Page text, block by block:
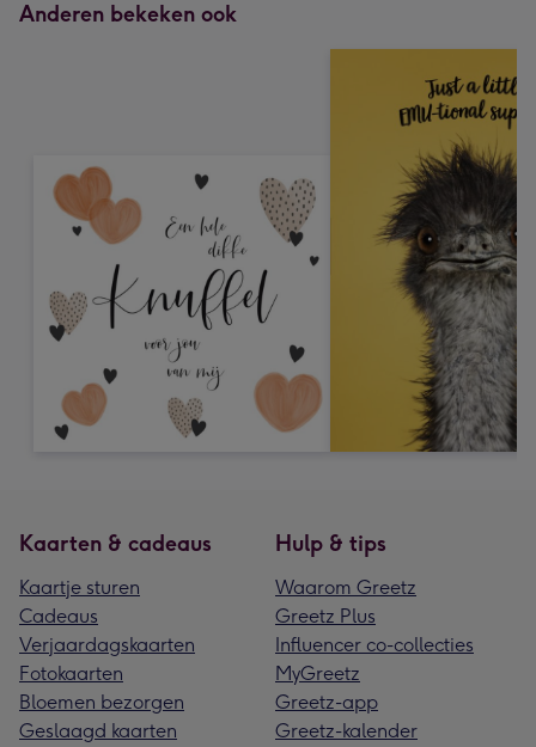
Anderen bekeken ook
Kaarten & cadeaus
Kaartje sturen
Cadeaus
Verjaardagskaarten
Fotokaarten
Bloemen bezorgen
Geslaagd kaarten
Hulp & tips
Waarom Greetz
Greetz Plus
Influencer co-collecties
MyGreetz
Greetz-app
Greetz-kalender